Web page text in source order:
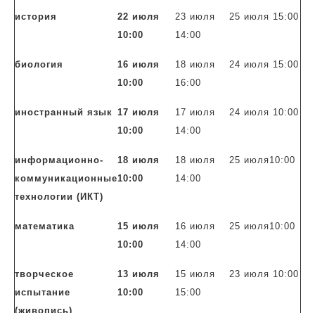
история
22 июля
10:00
23 июля
14:00
25 июля 15:00
биология
16 июля
10:00
18 июля
16:00
24 июля 15:00
иностранный язык 17 июля
10:00
17 июля
14:00
24 июля 10:00
информационно-
коммуникационные
технологии (ИКТ)
18 июля
10:00
18 июля
14:00
25 июля10:00
математика
15 июля
10:00
16 июля
14:00
25 июля10:00
творческое
испытание
(живопись)
13 июля
10:00
15 июля
15:00
23 июля 10:00